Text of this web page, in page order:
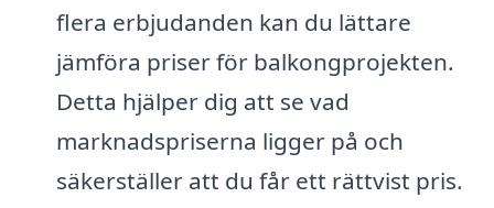
flera erbjudanden kan du lättare
jämföra priser för balkongprojekten.
Detta hjälper dig att se vad
marknadspriserna ligger på och
säkerställer att du får ett rättvist pris.